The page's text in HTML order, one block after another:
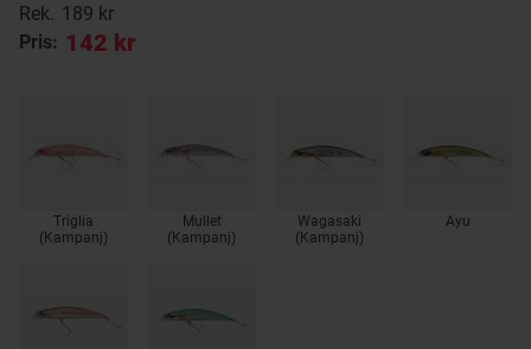
Rek. 189 kr
Pris: 142 kr
Triglia
(Kampanj)
Mullet
(Kampanj)
Wagasaki
(Kampanj)
Ayu